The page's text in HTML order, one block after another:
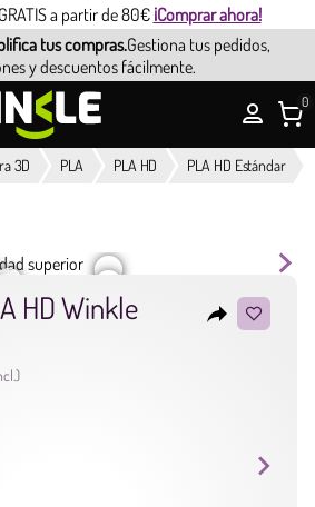
a partir de 80€ ¡Comprar ahora!
tus compras.Gestiona tus pedidos,
y descuentos fácilmente.
0
3D PLA PLA HD
PLA HD Estándar
HD Winkle reply